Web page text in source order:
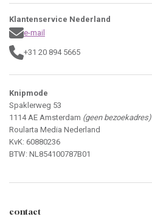
Klantenservice Nederland
e-mail
+31 20 894 5665
Knipmode
Spaklerweg 53
1114 AE Amsterdam (geen bezoekadres)
Roularta Media Nederland
KvK: 60880236
BTW: NL854100787B01
contact